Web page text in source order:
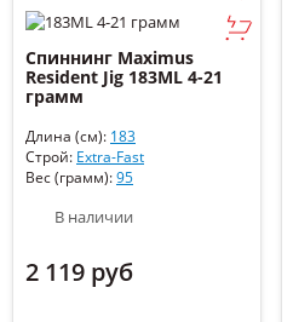
Спиннинг Maximus
Resident Jig 183ML 4-21
грамм
Длина (см): 183
Строй: Extra-Fast
Вес (грамм):95
В наличии
2 119 руб